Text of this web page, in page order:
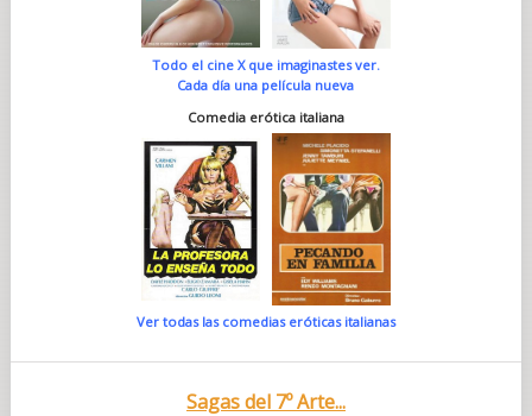
Todo el cine X que imaginastes ver.
Cada día una película nueva
Comedia erótica italiana
Ver todas las comedias eróticas italianas
Sagas del 7º Arte...